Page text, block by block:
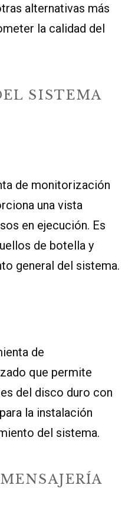
alternativas más
la calidad del
SISTEMA
de monitorización
una vista
en ejecución. Es
de botella y
general del sistema.
de
que permite
del disco duro con
la instalación
del sistema.